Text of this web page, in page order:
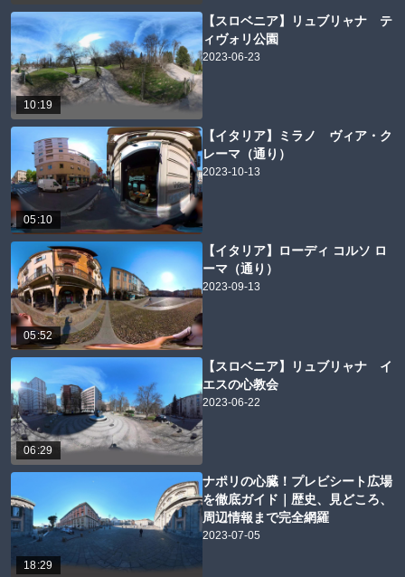
10:19
【スロベニア】リュブリャナ テ
ィヴォリ公園
2023-06-23
05:10
【イタリア】ミラノ ヴィア・ク
レーマ（通り）
2023-10-13
05:52
【イタリア】ローディ コルソ ロ
ーマ（通り）
2023-09-13
06:29
【スロベニア】リュブリャナ イ
エスの心教会
2023-06-22
18:29
ナポリの心臓！プレビシート広場
を徹底ガイド｜歴史、見どころ、
周辺情報まで完全網羅
2023-07-05